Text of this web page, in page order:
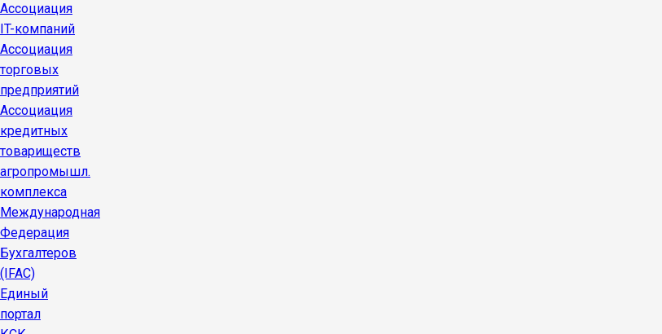
Ассоциация
IT-компаний
Ассоциация
торговых
предприятий
Ассоциация
кредитных
товариществ
агропромышл.
комплекса
Международная
Федерация
Бухгалтеров
(IFAC)
Единый
портал